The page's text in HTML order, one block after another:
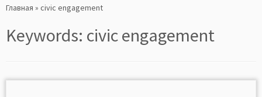
toГлавная » civic engagement
Keywords: civic engagement